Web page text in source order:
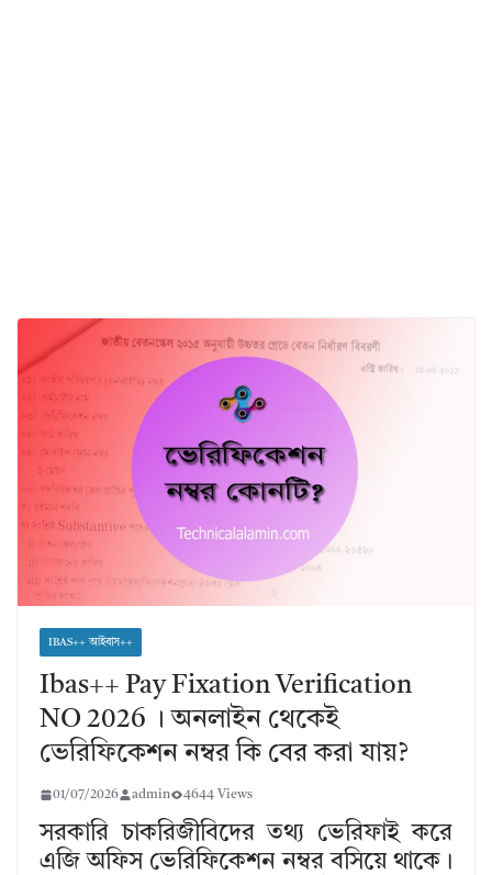
IBAS++ আইবাস++
Ibas++ Pay Fixation Verification
NO 2026 । অনলাইন থেকেই
ভেরিফিকেশন নম্বর কি বের করা যায়?
01/07/2026 admin 4644 Views
সরকারি চাকরিজীবিদের তথ্য ভেরিফাই করে
এজি অফিস ভেরিফিকেশন নম্বর বসিয়ে থাকে।